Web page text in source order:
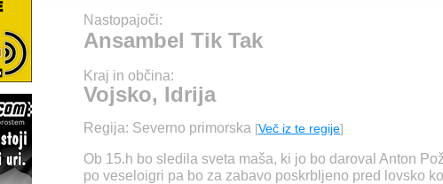
Nastopajoči:
Ansambel Tik Tak
Kraj in občina:
Vojsko, Idrija
Regija: Severno primorska [Več iz te regije]
Ob 15.h bo sledila sveta maša, ki jo bo daroval Anton
po veseloigri pa bo za zabavo poskrbljeno pred lovsko